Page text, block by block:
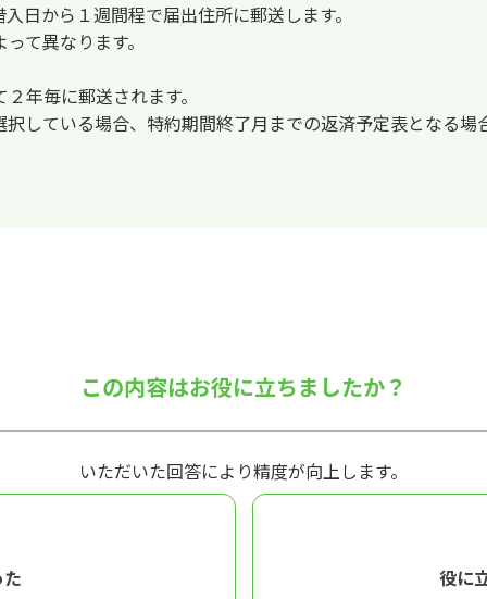
日から１週間程で届出住所に郵送します。
て異なります。
年毎に郵送されます。
している場合、特約期間終了月までの返済予定表となる場
この内容はお役に立ちましたか？
いただいた回答により精度が向上します。
役に